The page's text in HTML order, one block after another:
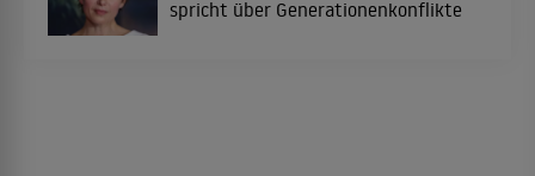
spricht über Generationenkonflikte